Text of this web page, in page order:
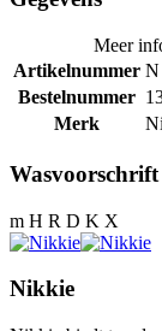
Meer
Artikelnummer N
Bestelnummer
Merk
Wasvoorschrift
m H R D K X
Nikkie